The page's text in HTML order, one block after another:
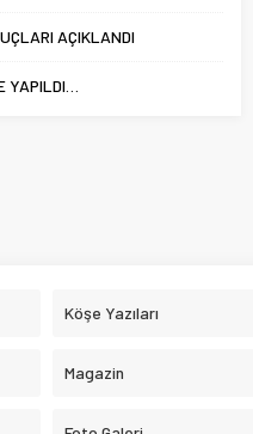
AÇIKLANDI
YAPILDI…
Köşe Yazıları
Magazin